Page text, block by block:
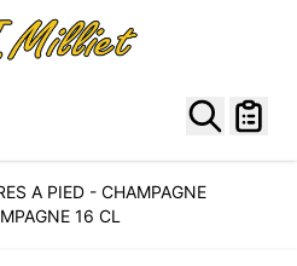
A PIED - CHAMPAGNE
16 CL